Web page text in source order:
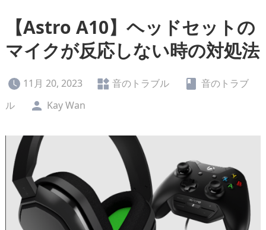
【Astro A10】ヘッドセットの
マイクが反応しない時の対処法
11月 20, 2023 音のトラブル
音のトラブ
ル
Kay Wan